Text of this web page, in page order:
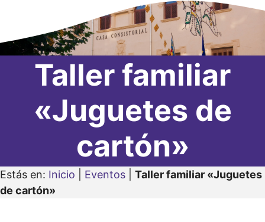
Taller familiar
«Juguetes de
cartón»
Estás en: Inicio Eventos
Taller familiar «Juguetes
de cartón»